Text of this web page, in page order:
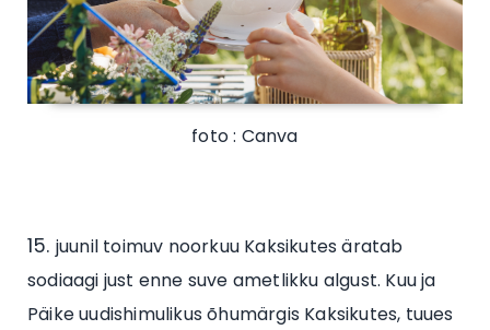
foto : Canva
juunil toimuv noorkuu Kaksikutes äratab
sodiaagi just enne suve ametlikku algust. Kuu ja
Päike uudishimulikus õhumärgis Kaksikutes, tuues